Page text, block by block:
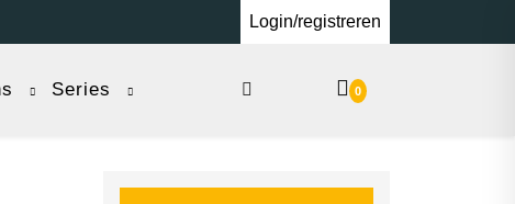
Login/registreren
Series 0